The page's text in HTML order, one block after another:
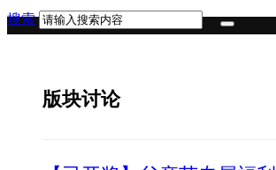
搜索
版块讨论